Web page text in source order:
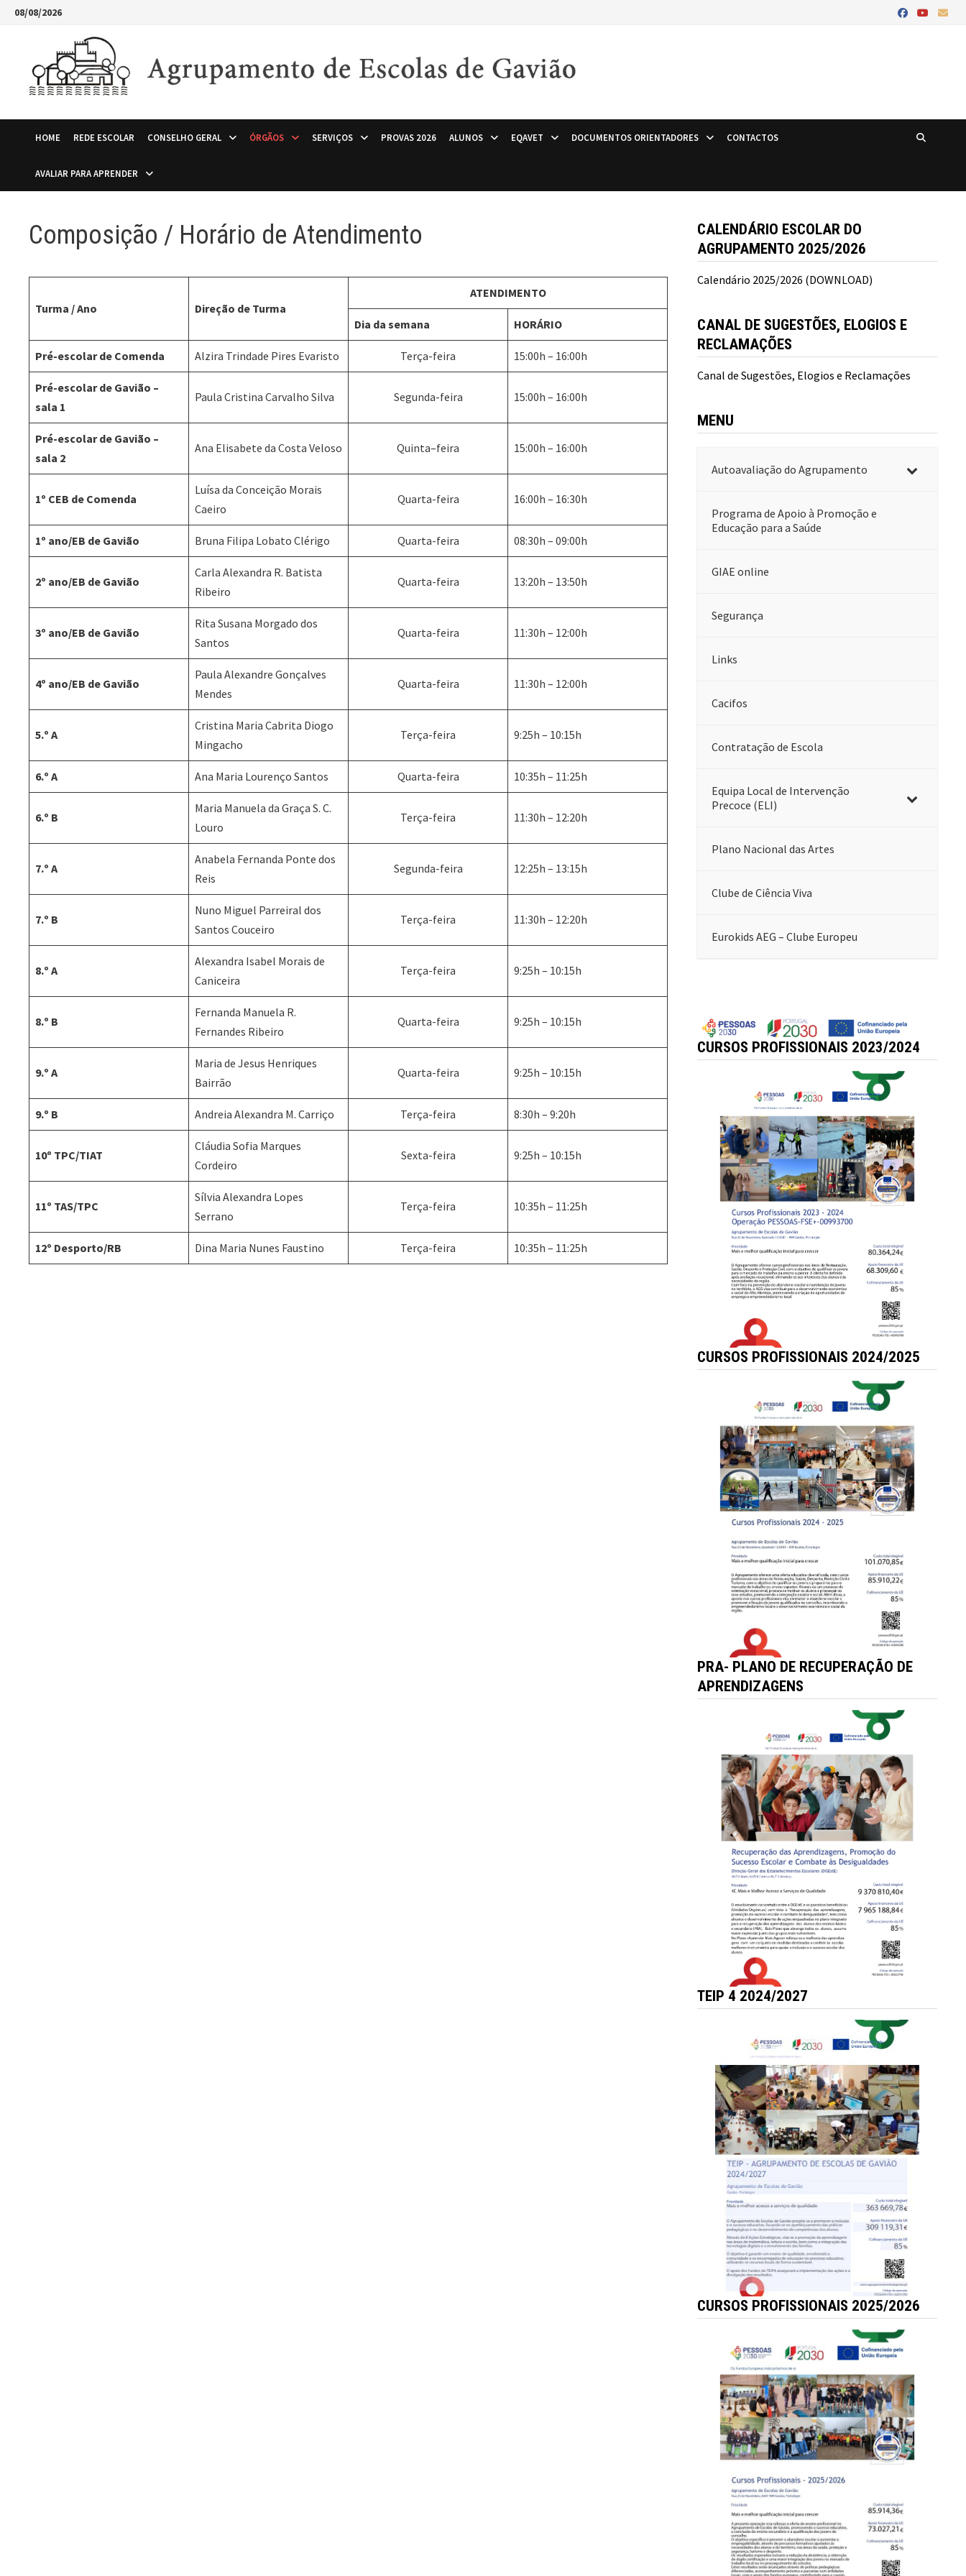
Skip08/08/2026
HOME REDE ESCOLAR CONSELHO GERAL ÓRGÃOS SERVIÇOS PROVAS 2026 ALUNOS EQAVET DOCUMENTOS ORIENTADORES CONTACTOS
AVALIAR PARA APRENDER
Composição / Horário de Atendimento
Turma / Ano Direção de Turma
ATENDIMENTO
Dia da semana HORÁRIO
Pré-escolar de Comenda Alzira Trindade Pires Evaristo Terça-feira 15:00h – 16:00h
Pré-escolar de Gavião –
sala 1
Paula Cristina Carvalho Silva Segunda-feira 15:00h – 16:00h
Pré-escolar de Gavião –
sala 2
Ana Elisabete da Costa Veloso Quinta–feira 15:00h – 16:00h
1º CEB de Comenda
Luísa da Conceição Morais
Caeiro
Quarta-feira 16:00h – 16:30h
1º ano/EB de Gavião Bruna Filipa Lobato Clérigo Quarta-feira 08:30h – 09:00h
2º ano/EB de Gavião
Carla Alexandra R. Batista
Ribeiro
Quarta-feira 13:20h – 13:50h
3º ano/EB de Gavião
Rita Susana Morgado dos
Santos
Quarta-feira 11:30h – 12:00h
4º ano/EB de Gavião
Paula Alexandre Gonçalves
Mendes
Quarta-feira 11:30h – 12:00h
5.º A
Cristina Maria Cabrita Diogo
Mingacho
Terça-feira 9:25h – 10:15h
6.º A Ana Maria Lourenço Santos Quarta-feira 10:35h – 11:25h
6.º B
Maria Manuela da Graça S. C.
Louro
Terça-feira 11:30h – 12:20h
7.º A
Anabela Fernanda Ponte dos
Reis
Segunda-feira 12:25h – 13:15h
7.º B
Nuno Miguel Parreiral dos
Santos Couceiro
Terça-feira 11:30h – 12:20h
8.º A
Alexandra Isabel Morais de
Caniceira
Terça-feira 9:25h – 10:15h
8.º B
Fernanda Manuela R.
Fernandes Ribeiro
Quarta-feira 9:25h – 10:15h
9.º A
Maria de Jesus Henriques
Bairrão
Quarta-feira 9:25h – 10:15h
9.º B Andreia Alexandra M. Carriço Terça-feira 8:30h – 9:20h
10º TPC/TIAT
Cláudia Sofia Marques
Cordeiro
Sexta-feira 9:25h – 10:15h
11º TAS/TPC
Sílvia Alexandra Lopes
Serrano
Terça-feira 10:35h – 11:25h
12º Desporto/RB Dina Maria Nunes Faustino Terça-feira 10:35h – 11:25h
CALENDÁRIO ESCOLAR DO
AGRUPAMENTO 2025/2026
Calendário 2025/2026 (DOWNLOAD)
CANAL DE SUGESTÕES, ELOGIOS E
RECLAMAÇÕES
Canal de Sugestões, Elogios e Reclamações
MENU
Autoavaliação do Agrupamento
Programa de Apoio à Promoção e
Educação para a Saúde
GIAE online
Segurança
Links
Cacifos
Contratação de Escola
Equipa Local de Intervenção
Precoce (ELI)
Plano Nacional das Artes
Clube de Ciência Viva
Eurokids AEG – Clube Europeu
CURSOS PROFISSIONAIS 2023/2024
CURSOS PROFISSIONAIS 2024/2025
PRA- PLANO DE RECUPERAÇÃO DE
APRENDIZAGENS
TEIP 4 2024/2027
CURSOS PROFISSIONAIS 2025/2026